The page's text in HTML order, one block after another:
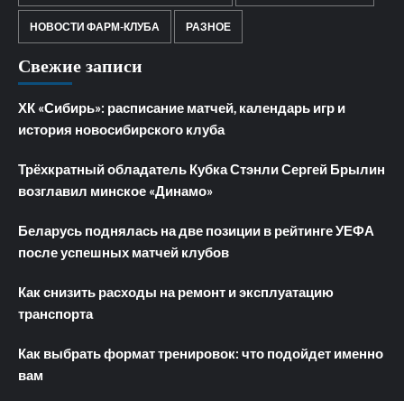
НОВОСТИ ФАРМ-КЛУБА РАЗНОЕ
Свежие записи
ХК «Сибирь»: расписание матчей, календарь игр и
история новосибирского клуба
Трёхкратный обладатель Кубка Стэнли Сергей Брылин
возглавил минское «Динамо»
Беларусь поднялась на две позиции в рейтинге УЕФА
после успешных матчей клубов
Как снизить расходы на ремонт и эксплуатацию
транспорта
Как выбрать формат тренировок: что подойдет именно
вам